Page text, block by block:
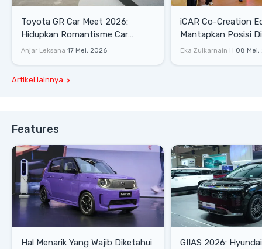
Toyota GR Car Meet 2026:
Hidupkan Romantisme Car
Culture Era 90-an
Anjar Leksana 17 Mei, 2026
iCAR Co-Creation
Mantapkan Posisi
Gaya Hidup
Eka Zulkarnain H 08 Mei,
Artikel lainnya
Features
Hal Menarik Yang Wajib Diketahui
GIIAS 2026: